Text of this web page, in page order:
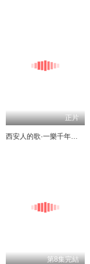
正片
西安人的歌·一樂千年跨年演唱會
第8集完結